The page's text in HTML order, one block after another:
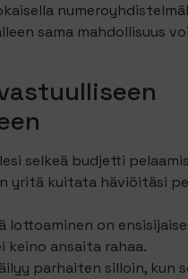
sama mahdollisuus
selkeä budjetti
yritä kuitata häviöitäsi
lottoaminen on
keino ansaita rahaa.
parhaiten silloin, kun